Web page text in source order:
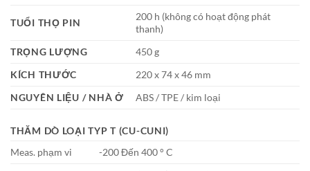
TUỔI THỌ PIN
200 h (không có hoạt động phát
thanh)
TRỌNG LƯỢNG
450 g
KÍCH THƯỚC
220 x 74 x 46 mm
NGUYÊN LIỆU / NHÀ Ở
ABS / TPE / kim loại
THĂM DÒ LOẠI TYP T (CU-CUNI)
Meas. phạm vi
-200 Đến 400 ° C